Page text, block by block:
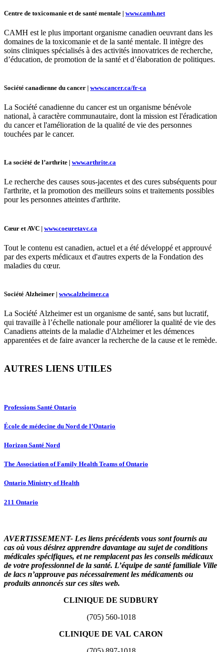
Centre de toxicomanie et de santé mentale | www.camh.net
CAMH est le plus important organisme canadien oeuvrant dans les
domaines de la toxicomanie et de la santé mentale. Il intègre des
soins cliniques spécialisés à des activités innovatrices de recherche,
d’éducation, de promotion de la santé et d’élaboration de politiques.
Société canadienne du cancer | www.cancer.ca/fr-ca
La Société canadienne du cancer est un organisme bénévole
national, à caractère communautaire, dont la mission est l'éradication
du cancer et l'amélioration de la qualité de vie des personnes
touchées par le cancer.
La société de l’arthrite | www.arthrite.ca
Le recherche des causes sous-jacentes et des cures subséquents pour
l'arthrite, et la promotion des meilleurs soins et traitements possibles
pour les personnes atteintes d'arthrite.
Cœur et AVC | www.coeuretavc.ca
Tout le contenu est canadien, actuel et a été développé et approuvé
par des experts médicaux et d'autres experts de la Fondation des
maladies du cœur.
Société Alzheimer | www.alzheimer.ca
La Société Alzheimer est un organisme de santé, sans but lucratif,
qui travaille à l’échelle nationale pour améliorer la qualité de vie des
Canadiens atteints de la maladie d'Alzheimer et les démences
apparentées et de faire avancer la recherche de la cause et le remède.
AUTRES LIENS UTILES
Professions Santé Ontario
École de médecine du Nord de l’Ontario
Horizon Santé Nord
The Association of Family Health Teams of Ontario
Ontario Ministry of Health
211 Ontario
AVERTISSEMENT- Les liens précédents vous sont fournis au
cas où vous désirez apprendre davantage au sujet de conditions
médicales spécifiques, et ne remplacent pas les conseils médicaux
de votre professionnel de la santé. L’équipe de santé familiale Ville
de lacs n’approuve pas nécessairement les médicaments ou
produits annoncés sur ces sites web.
CLINIQUE DE SUDBURY
(705) 560-1018
CLINIQUE DE VAL CARON